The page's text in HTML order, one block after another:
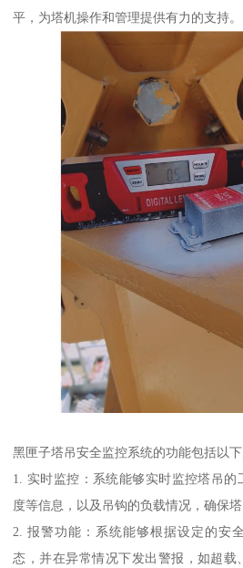
平，为塔机操作和管理提供有力的支持。
黑匣子塔吊安全监控系统的功能包括以下
1. 实时监控：系统能够实时监控塔吊的
度等信息，以及吊钩的负载情况，确保塔
2. 报警功能：系统能够根据设定的安
态，并在异常情况下发出警报，如超载